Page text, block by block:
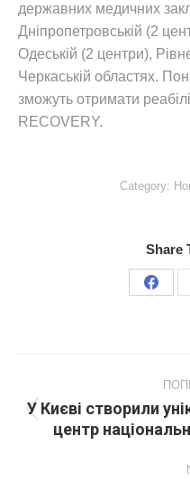
державних медичних
Дніпропетровській (2
Одеській (2 центри),
Черкаській областях.
зможуть отримати
RECOVERY.
Category:
Share
Share
У Києві створили
центр